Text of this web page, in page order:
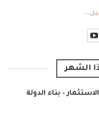
الشهر
– بناء الدولة